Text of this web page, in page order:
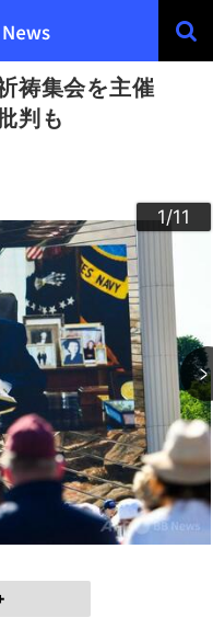
祷集会を主催
判も
1/11
2/11
3/11
4/11
5/11
6/11
7/11
8/11
9/11
10/11
11/11